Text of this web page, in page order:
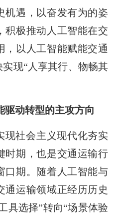
机遇，以奋发有为的姿
积极推动人工智能在交
，以人工智能赋能交通
现“人享其行、物畅其
驱动转型的主攻方向
现社会主义现代化夯实
时期，也是交通运输行
口期。随着人工智能与
通运输领域正经历历史
具选择”转向“场景体验